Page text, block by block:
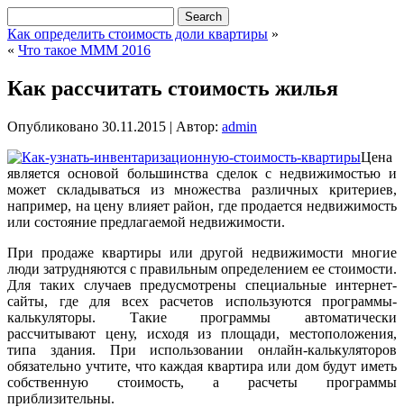
Как определить стоимость доли квартиры »
« Что такое МММ 2016
Как рассчитать стоимость жилья
Опубликовано 30.11.2015 | Автор: admin
Цена
является основой большинства сделок с недвижимостью и
может складываться из множества различных критериев,
например, на цену влияет район, где продается недвижимость
или состояние предлагаемой недвижимости.
При продаже квартиры или другой недвижимости многие
люди затрудняются с правильным определением ее стоимости.
Для таких случаев предусмотрены специальные интернет-
сайты, где для всех расчетов используются программы-
калькуляторы. Такие программы автоматически
рассчитывают цену, исходя из площади, местоположения,
типа здания. При использовании онлайн-калькуляторов
обязательно учтите, что каждая квартира или дом будут иметь
собственную стоимость, а расчеты программы
приблизительны.